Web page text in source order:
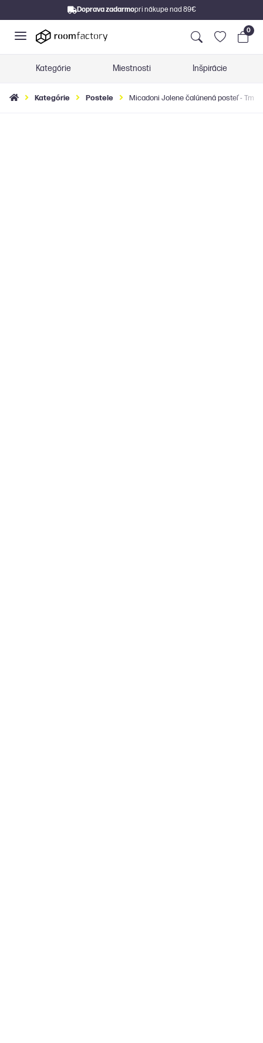
Doprava zadarmopri nákupe nad 89€
0
Kategórie Miestnosti Inšpirácie
Kategórie Postele Micadoni Jolene čalúnená posteľ -